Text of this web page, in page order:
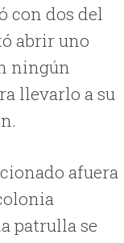
con dos del
abrir uno
ningún
llevarlo a su
afuera
patrulla se